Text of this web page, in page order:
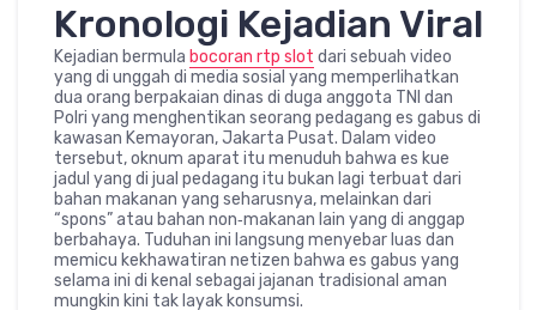
Kronologi Kejadian Viral
Kejadian bermula bocoran rtp slot dari sebuah video
yang di unggah di media sosial yang memperlihatkan
dua orang berpakaian dinas di duga anggota TNI dan
Polri yang menghentikan seorang pedagang es gabus di
kawasan Kemayoran, Jakarta Pusat. Dalam video
tersebut, oknum aparat itu menuduh bahwa es kue
jadul yang di jual pedagang itu bukan lagi terbuat dari
bahan makanan yang seharusnya, melainkan dari
“spons” atau bahan non‑makanan lain yang di anggap
berbahaya. Tuduhan ini langsung menyebar luas dan
memicu kekhawatiran netizen bahwa es gabus yang
selama ini di kenal sebagai jajanan tradisional aman
mungkin kini tak layak konsumsi.